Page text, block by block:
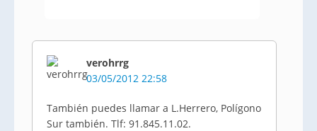
verohrrg
03/05/2012 22:58
También puedes llamar a L.Herrero, Polígono
Sur también. Tlf: 91.845.11.02.